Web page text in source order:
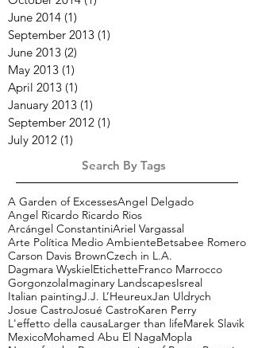
June 2014 (1)
September 2013 (1)
June 2013 (2)
May 2013 (1)
April 2013 (1)
January 2013 (1)
September 2012 (1)
July 2012 (1)
Search By Tags
A Garden of ExcessesAngel Delgado
Angel Ricardo Ricardo Rios
Arcángel ConstantiniAriel Vargassal
Arte Política Medio AmbienteBetsabee Romero
Carson Davis BrownCzech in L.A.
Dagmara WyskielEtichetteFranco Marrocco
GorgonzolaImaginary LandscapesIsreal
Italian paintingJ.J. L’HeureuxJan Uldrych
Josue CastroJosué CastroKaren Perry
L'effetto della causaLarger than lifeMarek Slavik
MexicoMohamed Abu El NagaMopla